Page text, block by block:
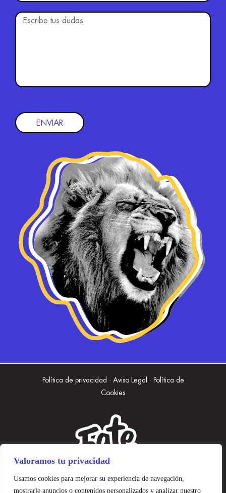
Valoramos tu privacidad
Usamos cookies para mejorar su experiencia de navegación,
mostrarle anuncios o contenidos personalizados y analizar nuestro
ENVIAR
Política de privacidad · Aviso Legal · Política de
Cookies